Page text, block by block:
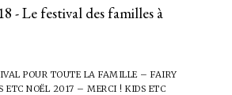
- Le festival des familles à
POUR TOUTE LA FAMILLE – FAIRY
ETC NOËL 2017 – MERCI ! KIDS ETC